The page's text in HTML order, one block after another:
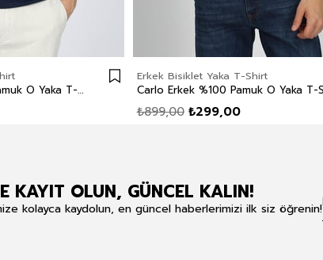
Divided Erkek %100 Pamuk O Yaka T-Shirt Lacivert
Erkek Bisiklet Yaka T-Shirt
₺299,00
₺899,00
KAYIT OLUN, GÜNCEL KALIN!
kolayca kaydolun, en güncel haberlerimizi ilk siz öğrenin!